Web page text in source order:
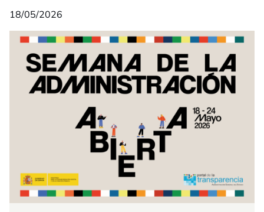
18/05/2026